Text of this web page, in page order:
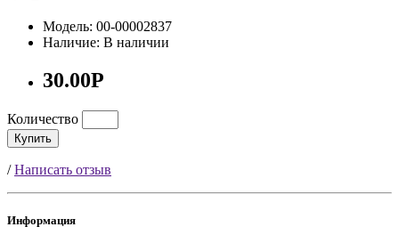
Модель: 00-00002837
Наличие: В наличии
30.00Р
Количество
Купить
/Написать отзыв
Информация